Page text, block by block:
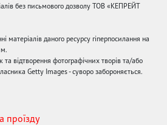
без письмового дозволу ТОВ «КЕПРЕЙТ
матеріалів даного ресурсу гіперпосилання на
відтворення фотографічних творів та/або
Getty Images - суворо забороняється.
проїзду